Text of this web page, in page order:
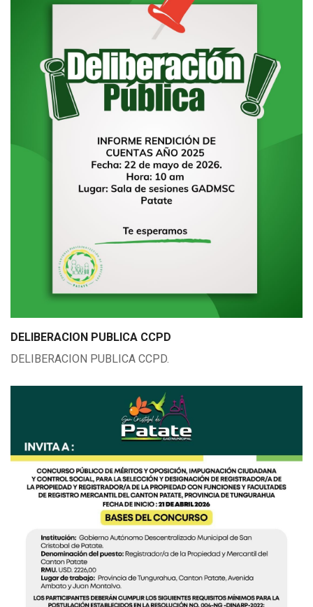
DELIBERACION PUBLICA CCPD
DELIBERACION PUBLICA CCPD.